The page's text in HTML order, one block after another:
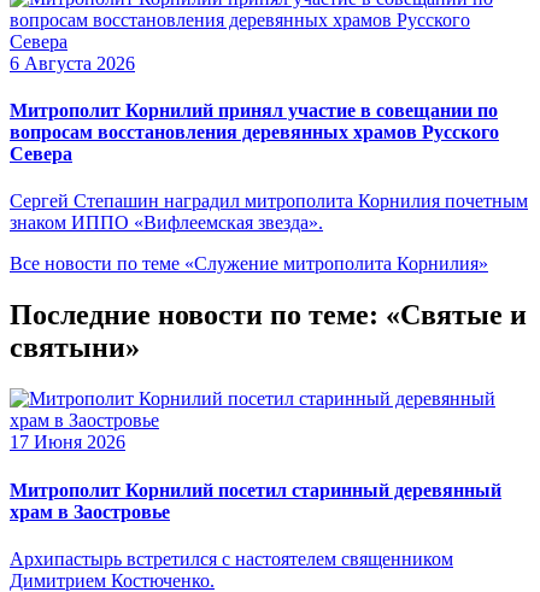
6 Августа 2026
Митрополит Корнилий принял участие в совещании по
вопросам восстановления деревянных храмов Русского
Севера
Сергей Степашин наградил митрополита Корнилия почетным
знаком ИППО «Вифлеемская звезда».
Все новости по теме «Служение митрополита Корнилия»
Последние новости по теме: «Святые и
святыни»
17 Июня 2026
Митрополит Корнилий посетил старинный деревянный
храм в Заостровье
Архипастырь встретился с настоятелем священником
Димитрием Костюченко.